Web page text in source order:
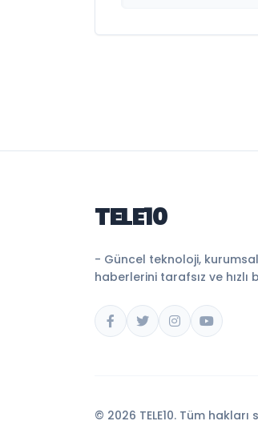
TELE10
- Güncel teknoloji,
haberlerini tarafsız ve hızlı
© 2026 TELE10. Tüm hakları